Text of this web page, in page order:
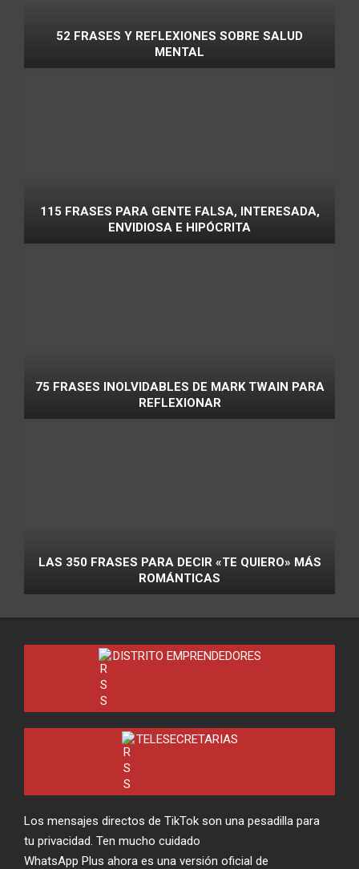
52 FRASES Y REFLEXIONES SOBRE SALUD
MENTAL
115 FRASES PARA GENTE FALSA, INTERESADA,
ENVIDIOSA E HIPÓCRITA
75 FRASES INOLVIDABLES DE MARK TWAIN PARA
REFLEXIONAR
LAS 350 FRASES PARA DECIR «TE QUIERO» MÁS
ROMÁNTICAS
DISTRITO EMPRENDEDORES
TELESECRETARIAS
Los mensajes directos de TikTok son una pesadilla para
tu privacidad. Ten mucho cuidado
WhatsApp Plus ahora es una versión oficial de